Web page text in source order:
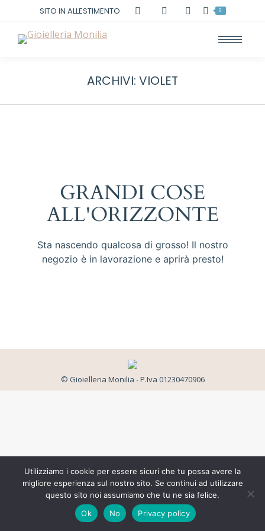
SITO IN ALLESTIMENTO Cerca: 0
ARCHIVI: VIOLET
GRANDI COSE
ALL'ORIZZONTE
Sta nascendo qualcosa di grosso! Il nostro
negozio è in lavorazione e aprirà presto!
© Gioielleria Monilia - P.Iva 01230470906
Utilizziamo i cookie per essere sicuri che tu possa avere la
migliore esperienza sul nostro sito. Se continui ad utilizzare
questo sito noi assumiamo che tu ne sia felice.
Ok
No Privacy policy